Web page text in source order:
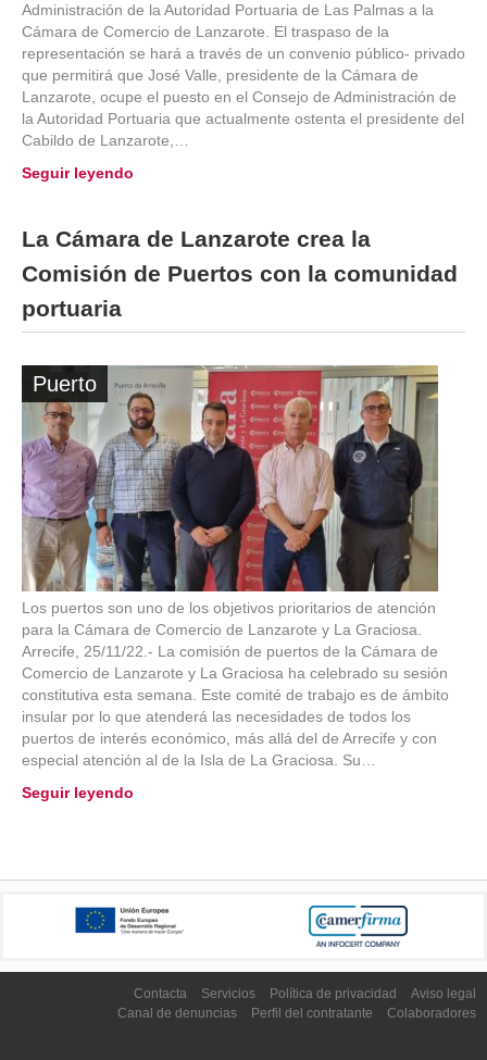
Administración de la Autoridad Portuaria de Las Palmas a la
Cámara de Comercio de Lanzarote. El traspaso de la
representación se hará a través de un convenio público- privado
que permitirá que José Valle, presidente de la Cámara de
Lanzarote, ocupe el puesto en el Consejo de Administración de
la Autoridad Portuaria que actualmente ostenta el presidente del
Cabildo de Lanzarote,…
Seguir leyendo
La Cámara de Lanzarote crea la
Comisión de Puertos con la comunidad
portuaria
Puerto
Los puertos son uno de los objetivos prioritarios de atención
para la Cámara de Comercio de Lanzarote y La Graciosa.
Arrecife, 25/11/22.- La comisión de puertos de la Cámara de
Comercio de Lanzarote y La Graciosa ha celebrado su sesión
constitutiva esta semana. Este comité de trabajo es de ámbito
insular por lo que atenderá las necesidades de todos los
puertos de interés económico, más allá del de Arrecife y con
especial atención al de la Isla de La Graciosa. Su…
Seguir leyendo
Contacta Servicios Política de privacidad
Aviso legal
Canal de denuncias
Perfil del contratante Colaboradores